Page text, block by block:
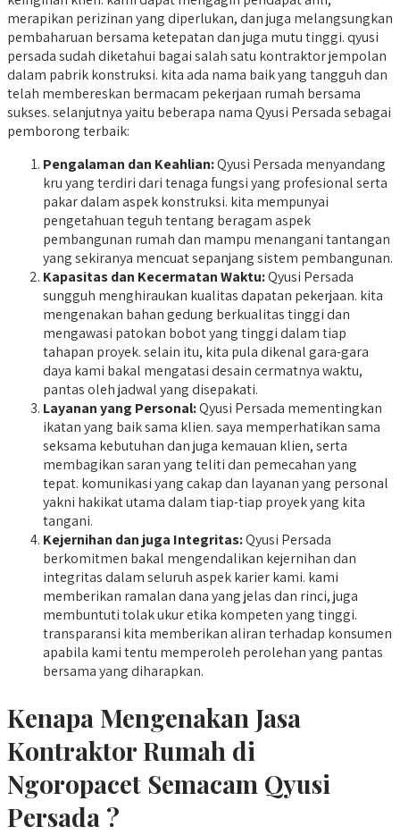
merapikan perizinan yang diperlukan, dan juga melangsungkan
pembaharuan bersama ketepatan dan juga mutu tinggi. qyusi
persada sudah diketahui bagai salah satu kontraktor jempolan
dalam pabrik konstruksi. kita ada nama baik yang tangguh dan
telah membereskan bermacam pekerjaan rumah bersama
sukses. selanjutnya yaitu beberapa nama Qyusi Persada sebagai
pemborong terbaik:
Pengalaman dan Keahlian:Qyusi Persada menyandang
kru yang terdiri dari tenaga fungsi yang profesional serta
pakar dalam aspek konstruksi. kita mempunyai
pengetahuan teguh tentang beragam aspek
pembangunan rumah dan mampu menangani tantangan
yang sekiranya mencuat sepanjang sistem pembangunan.
Kapasitas dan Kecermatan Waktu:Qyusi Persada
sungguh menghiraukan kualitas dapatan pekerjaan. kita
mengenakan bahan gedung berkualitas tinggi dan
mengawasi patokan bobot yang tinggi dalam tiap
tahapan proyek. selain itu, kita pula dikenal gara-gara
daya kami bakal mengatasi desain cermatnya waktu,
pantas oleh jadwal yang disepakati.
Layanan yang Personal:Qyusi Persada mementingkan
ikatan yang baik sama klien. saya memperhatikan sama
seksama kebutuhan dan juga kemauan klien, serta
membagikan saran yang teliti dan pemecahan yang
tepat. komunikasi yang cakap dan layanan yang personal
yakni hakikat utama dalam tiap-tiap proyek yang kita
tangani.
Kejernihan dan juga Integritas:Qyusi Persada
berkomitmen bakal mengendalikan kejernihan dan
integritas dalam seluruh aspek karier kami. kami
memberikan ramalan dana yang jelas dan rinci, juga
membuntuti tolak ukur etika kompeten yang tinggi.
transparansi kita memberikan aliran terhadap konsumen
apabila kami tentu memperoleh perolehan yang pantas
bersama yang diharapkan.
Kenapa Mengenakan Jasa
Kontraktor Rumah di
Ngoropacet Semacam Qyusi
Persada ?